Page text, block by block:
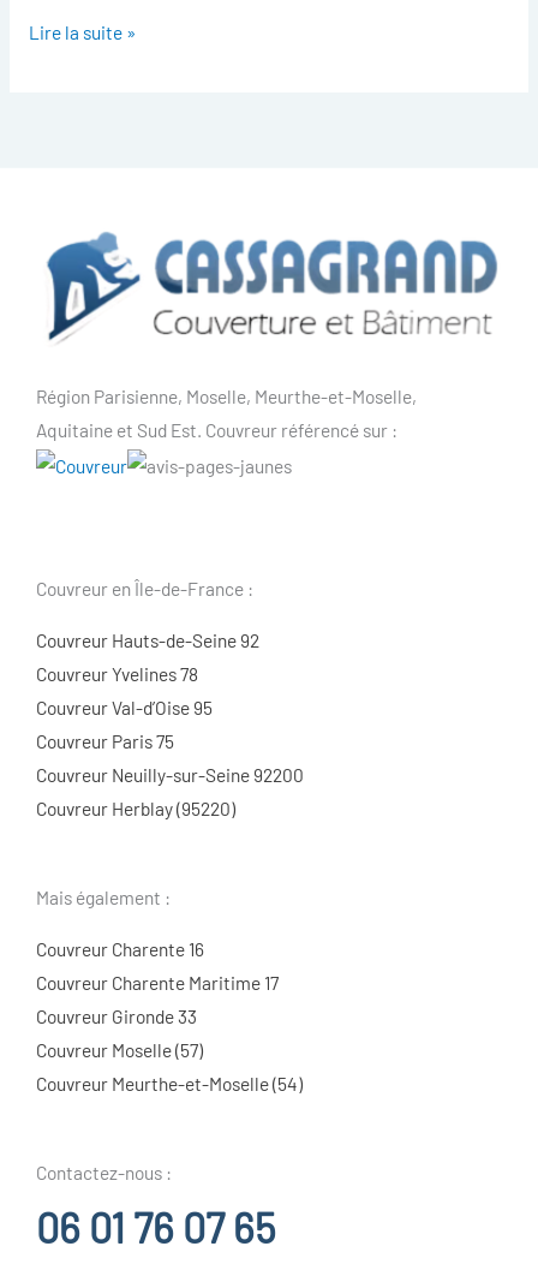
Lire la suite »
Région Parisienne, Moselle, Meurthe-et-Moselle,
Aquitaine et Sud Est. Couvreur référencé sur :
Couvreur en Île-de-France :
Couvreur Hauts-de-Seine 92
Couvreur Yvelines 78
Couvreur Val-d’Oise 95
Couvreur Paris 75
Couvreur Neuilly-sur-Seine 92200
Couvreur Herblay (95220)
Mais également :
Couvreur Charente 16
Couvreur Charente Maritime 17
Couvreur Gironde 33
Couvreur Moselle (57)
Couvreur Meurthe-et-Moselle (54)
Contactez-nous :
06 01 76 07 65